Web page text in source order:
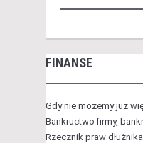
FINANSE
Gdy nie możemy już
Bankructwo firmy,
Rzecznik praw dłużnika